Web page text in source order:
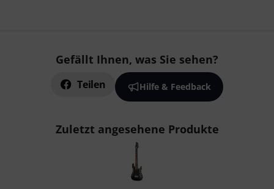
Gefällt Ihnen, was Sie sehen?
Teilen Hilfe & Feedback
Zuletzt angesehene Produkte